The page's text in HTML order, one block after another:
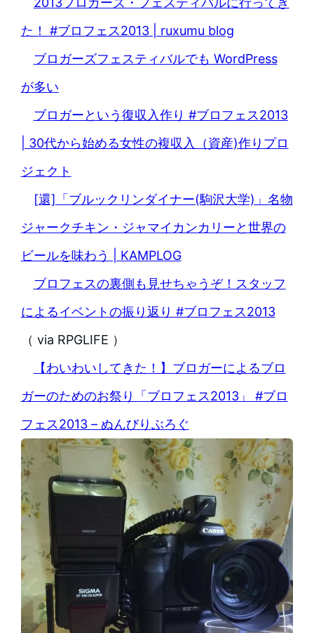
た！ #ブロフェス2013 | ruxumu blog
ブロガーズフェスティバルでも WordPress
が多い
ブロガーという復収入作り #ブロフェス2013
| 30代から始める女性の複収入（資産)作りプロ
ジェクト
[還]「ブルックリンダイナー(駒沢大学)」名物
ジャークチキン・ジャマイカンカリーと世界の
ビールを味わう | KAMPLOG
ブロフェスの裏側も見せちゃうぞ！スタッフ
によるイベントの振り返り #ブロフェス2013
（ via RPGLIFE ）
【わいわいしてきた！】ブロガーによるブロ
ガーのためのお祭り「ブロフェス2013」 #ブロ
フェス2013 – ぬんびりぶろぐ